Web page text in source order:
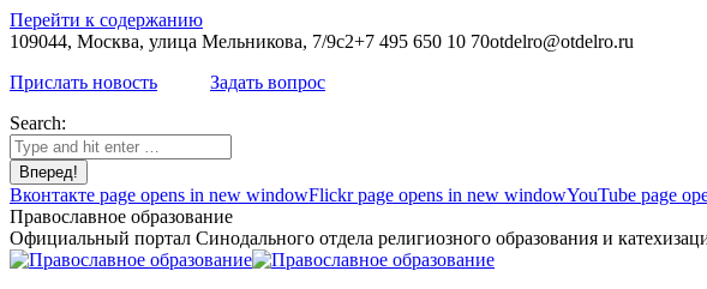
Перейти к содержанию
109044, Москва, улица Мельникова, 7/9с2+7 495 650 10 70otdelro@otdelro.ru
Прислать новость
Задать вопрос
Search:
Вконтакте page opens in new windowFlickr page opens in new windowYouTube page
Православное образование
Официальный портал Синодального отдела религиозного образования и